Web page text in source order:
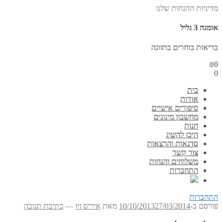
מדיניות ההנחות שלנו
אומגה 3 גליל
בריאות בוחרים בתזונה
₪0
0
בית
אודות
סיפורים אישיים
מחשבון מינונים
חנות
היכן להשיג
סדנאות והרצאות
צור קשר
משלוחים והנחות
התחברות
התחברות
פורסם ב-
10/10/201327/03/2014 מאת איריס זיו — כתיבת תגובה